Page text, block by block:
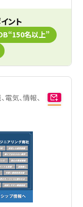
ント
名以上”
電気、情報、